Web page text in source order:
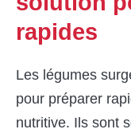
rapides
Les légumes
pour préparer
nutritive. Ils sont